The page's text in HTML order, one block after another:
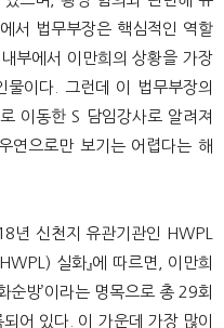
서 법무부장은 핵심적인 역할
부에서 이만희의 상황을 가장
이다. 그런데 이 법무부장의
이동한 S 담임강사로 알려져
연으로만 보기는 어렵다는 해
년 신천지 유관기관인 HWPL
실화』에 따르면, 이만희
방’이라는 명목으로 총 29회
어 있다. 이 가운데 가장 많이